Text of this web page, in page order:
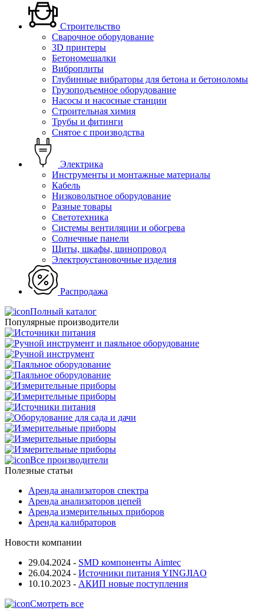
Строительство
Сварочное оборудование
3D принтеры
Бетономешалки
Виброплиты
Глубинные вибраторы для бетона и бетоноломы
Грузоподъемное оборудование
Насосы и насосные станции
Строительная химия
Трубы и фитинги
Снятое с производства
Электрика
Инструменты и монтажные материалы
Кабель
Низковольтное оборудование
Разные товары
Светотехника
Системы вентиляции и обогрева
Солнечные панели
Щиты, шкафы, шинопровод
Электроустановочные изделия
Распродажа
Полный каталог
Популярные производители
Все производители
Полезные статьи
Аренда анализаторов спектра
Аренда анализаторов цепей
Аренда измерительных приборов
Аренда калибраторов
Новости компании
29.04.2024 - SMD компоненты Aimtec
26.04.2024 - Источники питания YINGJIAO
10.10.2023 - АКИП новые поступления
Смотреть все